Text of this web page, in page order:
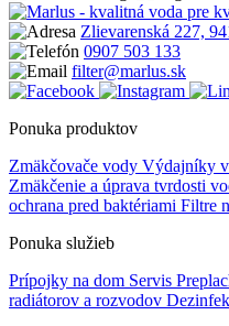
Zlievarenská 227,
0907 503 133
filter@marlus.sk
Ponuka produktov
Zmäkčovače vody Výdajníky
Zmäkčenie a úprava tvrdosti
ochrana pred baktériami Filtre
Ponuka služieb
Prípojky na dom Servis
radiátorov a rozvodov